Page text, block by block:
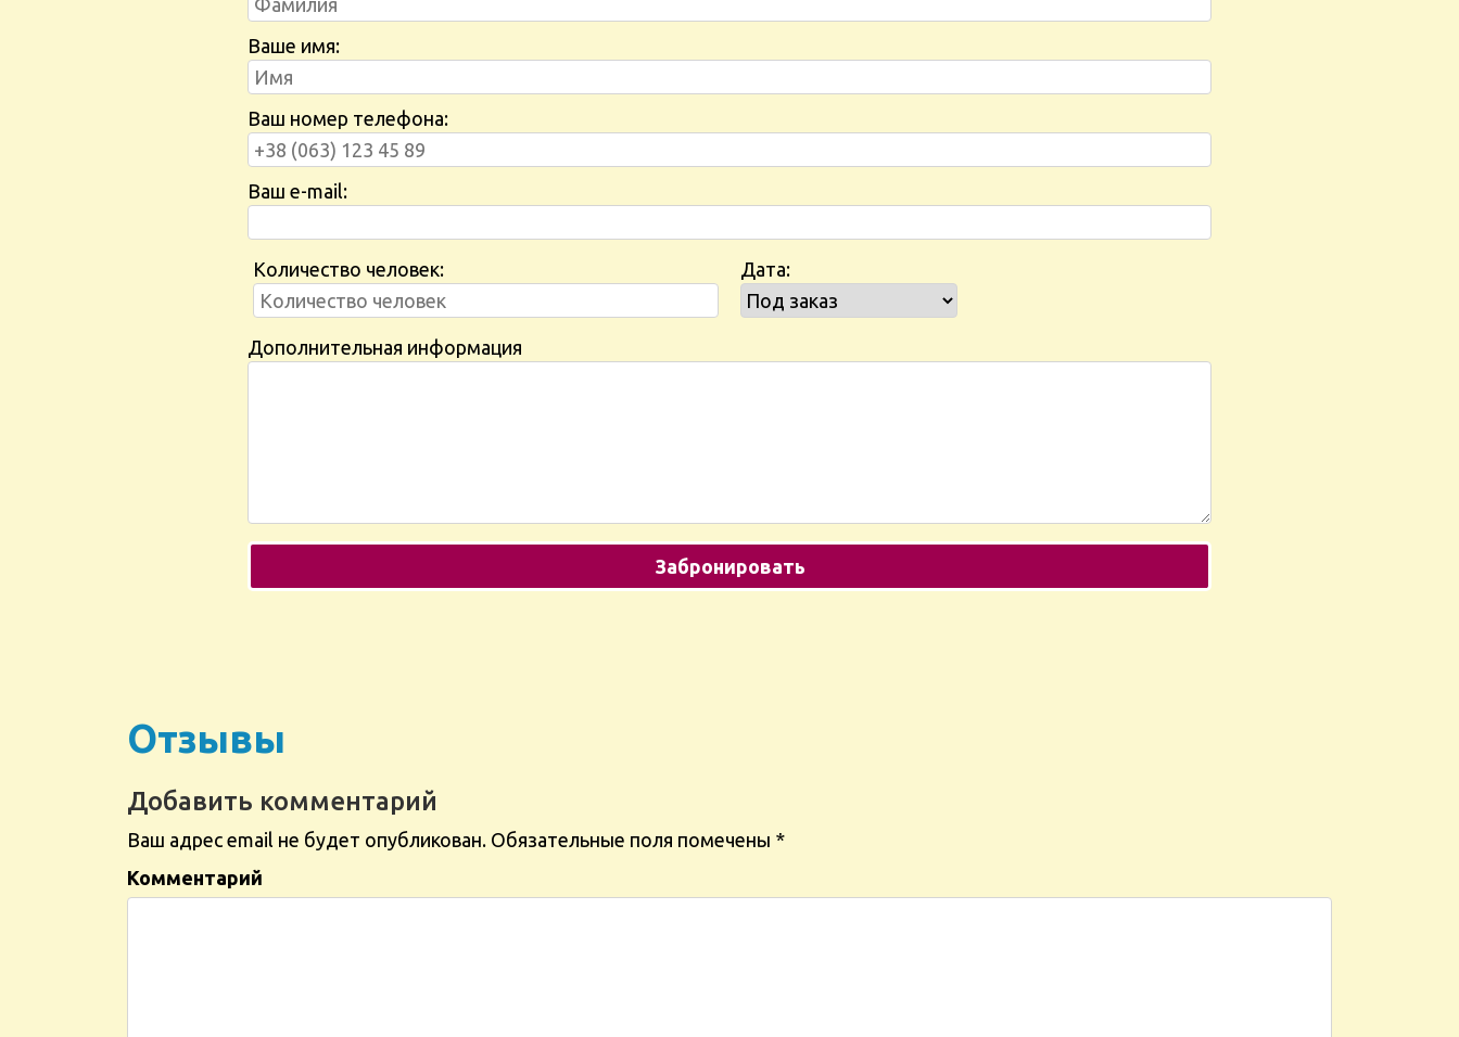
Ваше имя:
Ваш номер телефона:
Ваш e-mail:
Количество человек: Дата:
Дополнительная информация
Отзывы
Добавить комментарий
Ваш адрес email не будет опубликован. Обязательные поля помечены *
Комментарий